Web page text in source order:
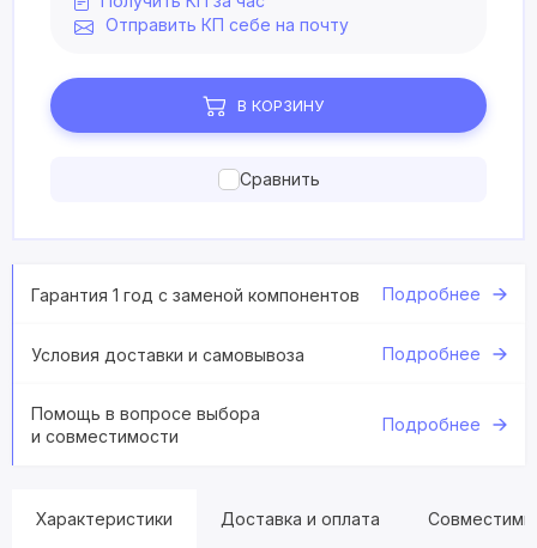
Отправить КП себе на почту
В КОРЗИНУ
Сравнить
Гарантия 1 год с заменой компонентов Подробнее
Условия доставки и самовывоза Подробнее
Помощь в вопросе выбора
и совместимости
Подробнее
Характеристики Доставка и оплата